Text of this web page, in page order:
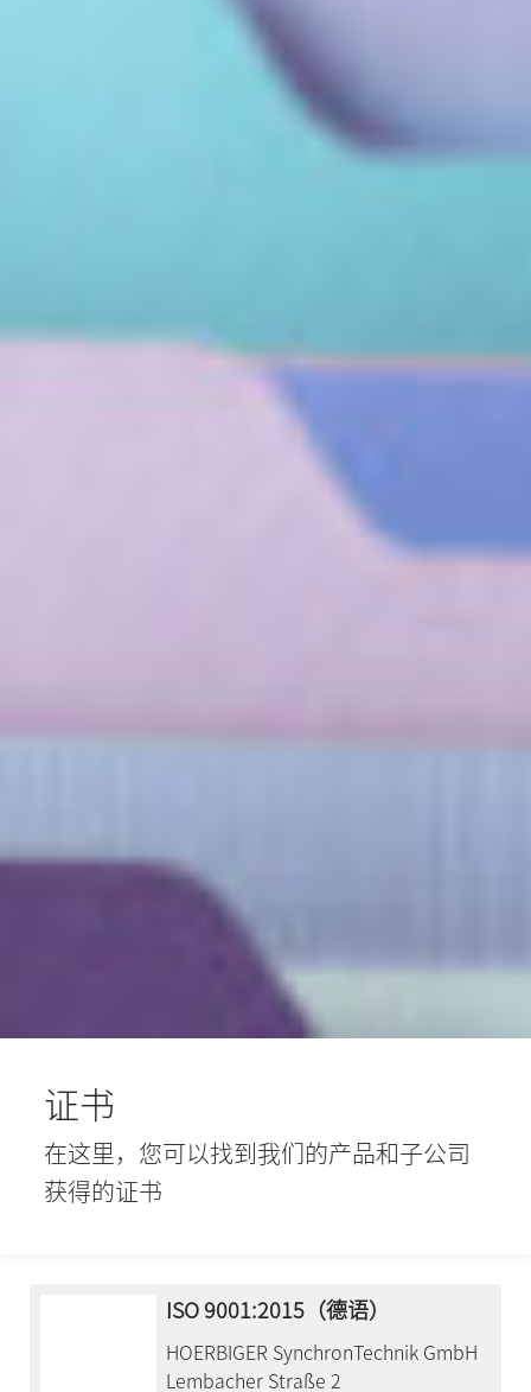
证书
在这里，您可以找到我们的产品和子公司
获得的证书
ISO 9001:2015（德语）
HOERBIGER SynchronTechnik GmbH
Lembacher Straße 2